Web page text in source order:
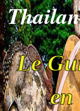
Le
en